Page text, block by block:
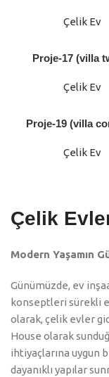
Çelik Ev
Proje-17 (villa
Çelik Ev
Proje-19 (villa
Çelik Ev
Çelik
Modern Yaşamın
Günümüzde, ev
konseptleri sürekli
olarak, çelik evler
House olarak
ihtiyaçlarına uygun
dayanıklı yapılar